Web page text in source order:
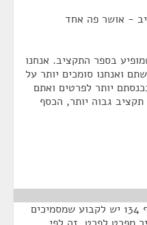
- אושר פה אחד
בספר התקציב. אנחנו
ואנחנו סומכים יותר על
יותר לפרטים ואתם
גבוה יותר, הכסף
תודה. במסגרת ההחלטה לפי סעיף 134 יש לקבוע שמסמיכים